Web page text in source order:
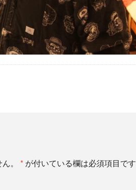
。 * が付いている欄は必須項目です